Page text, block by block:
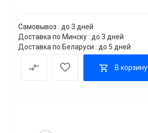
Самовывоз : до 3 дней
Доставка по Минску : до 3 дней
Доставка по Беларуси : до 5 дней
В корзину